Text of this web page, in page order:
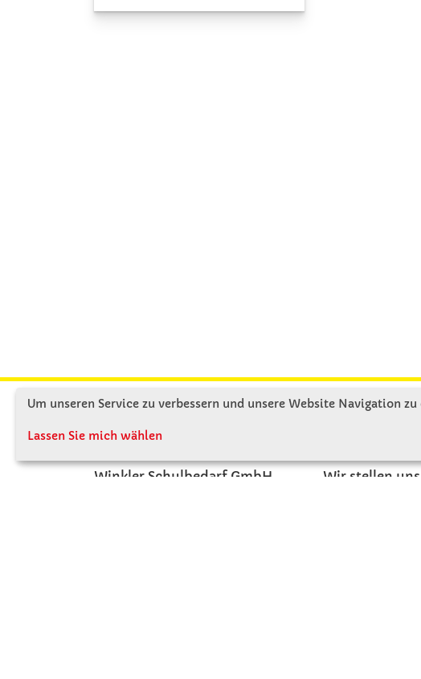
KONTAKT
Winkler Schulbedarf GmbH
Wir stellen
Um unseren Service zu verbessern und unsere Website Navigation
Lassen Sie mich wählen